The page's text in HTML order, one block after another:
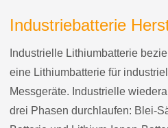
Industriebatterie
Industrielle Lithiumbatterie
eine Lithiumbatterie für
Messgeräte. Industrielle
drei Phasen durchlaufen: Blei-